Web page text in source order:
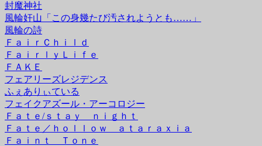
封魔神社
風輪奸山「この身幾たび汚されようとも……」
風輪の詩
ＦａｉｒＣｈｉｌｄ
ＦａｉｒｌｙＬｉｆｅ
ＦＡＫＥ
フェアリーズレジデンス
ふぇありぃている
フェイクアズール・アーコロジー
Ｆａｔｅ/ｓｔａｙ ｎｉｇｈｔ
Ｆａｔｅ／ｈｏｌｌｏｗ ａｔａｒａｘｉａ
Ｆａｉｎｔ Ｔｏｎｅ